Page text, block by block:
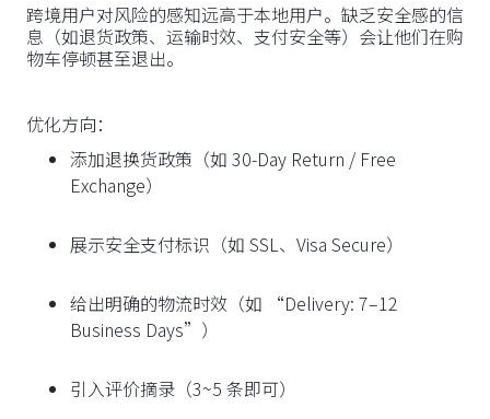
跨境用户对风险的感知远高于本地用户。缺乏安全感的信
息（如退货政策、运输时效、支付安全等）会让他们在购
物车停顿甚至退出。
优化方向：
添加退换货政策（如 30-Day Return / Free
Exchange）
展示安全支付标识（如 SSL、Visa Secure）
给出明确的物流时效（如 “Delivery: 7–12
Business Days”）
引入评价摘录（3~5 条即可）